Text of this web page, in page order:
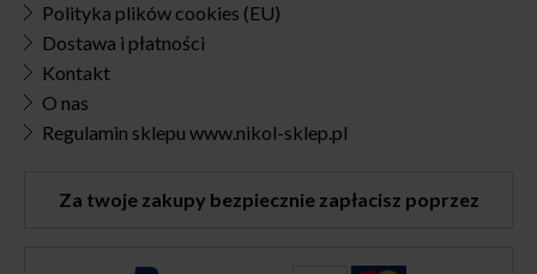
Polityka plików cookies (EU)
Dostawa i płatności
Kontakt
O nas
Regulamin sklepu www.nikol-sklep.pl
Za twoje zakupy bezpiecznie zapłacisz poprzez